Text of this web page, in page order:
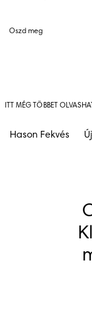
Oszd meg
ITT MÉG TÖBBET
Hason Fekvés